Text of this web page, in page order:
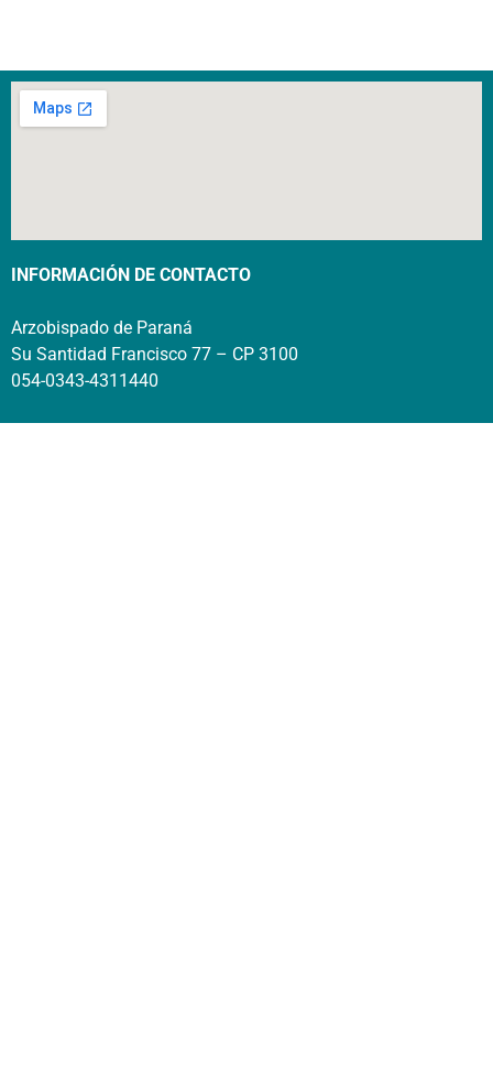
INFORMACIÓN DE CONTACTO
Arzobispado de Paraná
Su Santidad Francisco 77 – CP 3100
054-0343-4311440